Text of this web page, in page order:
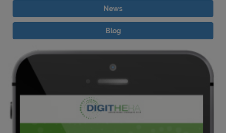
News
Blog